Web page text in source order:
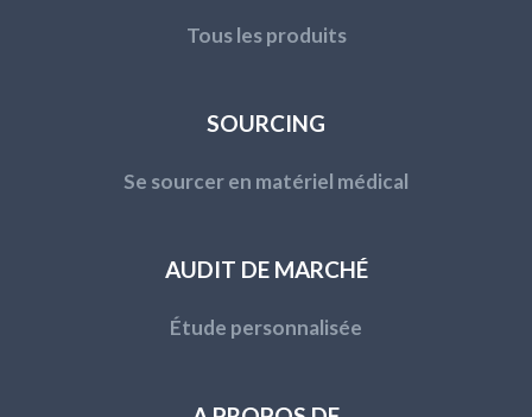
Tous les produits
SOURCING
Se sourcer en matériel médical
AUDIT DE MARCHÉ
Étude personnalisée